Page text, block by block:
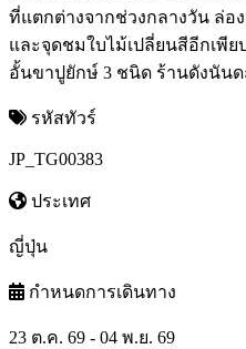
ที่แตกต่างจากช่วงกลางวัน ล่อ
และจุดชมใบไม้เปลี่ยนสีอีกเพีย
อั้นขาปูยักษ์ 3 ชนิด ร้านดังนัน
รหัสทัวร์
JP_TG00383
ประเทศ
ญี่ปุ่น
กำหนดการเดินทาง
23 ต.ค. 69 - 04 พ.ย. 69